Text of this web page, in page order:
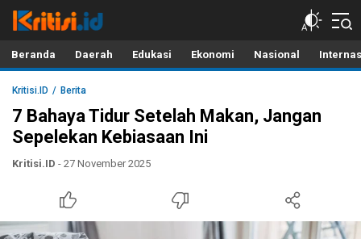
Kritisi.ID
Kritik untuk Negeri!
Beranda Daerah Edukasi Ekonomi Nasional
Kritisi.ID Berita
7 Bahaya Tidur Setelah Makan, Jangan
Sepelekan Kebiasaan Ini
Kritisi.ID - 27 November 2025